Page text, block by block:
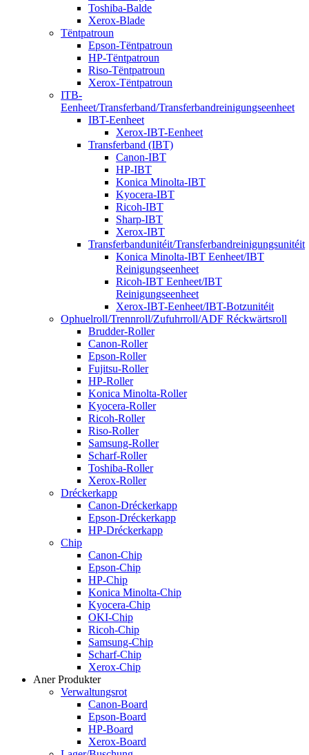
Toshiba-Balde
Xerox-Blade
Tëntpatroun
Epson-Tëntpatroun
HP-Tëntpatroun
Riso-Tëntpatroun
Xerox-Tëntpatroun
ITB-
Eenheet/Transferband/Transferbandreinigungseenheet
IBT-Eenheet
Xerox-IBT-Eenheet
Transferband (IBT)
Canon-IBT
HP-IBT
Konica Minolta-IBT
Kyocera-IBT
Ricoh-IBT
Sharp-IBT
Xerox-IBT
Transferbandunitéit/Transferbandreinigungsunitéit
Konica Minolta-IBT Eenheet/IBT
Reinigungseenheet
Ricoh-IBT Eenheet/IBT
Reinigungseenheet
Xerox-IBT-Eenheet/IBT-Botzunitéit
Ophuelroll/Trennroll/Zufuhrroll/ADF Réckwärtsroll
Brudder-Roller
Canon-Roller
Epson-Roller
Fujitsu-Roller
HP-Roller
Konica Minolta-Roller
Kyocera-Roller
Ricoh-Roller
Riso-Roller
Samsung-Roller
Scharf-Roller
Toshiba-Roller
Xerox-Roller
Dréckerkapp
Canon-Dréckerkapp
Epson-Dréckerkapp
HP-Dréckerkapp
Chip
Canon-Chip
Epson-Chip
HP-Chip
Konica Minolta-Chip
Kyocera-Chip
OKI-Chip
Ricoh-Chip
Samsung-Chip
Scharf-Chip
Xerox-Chip
Aner Produkter
Verwaltungsrot
Canon-Board
Epson-Board
HP-Board
Xerox-Board